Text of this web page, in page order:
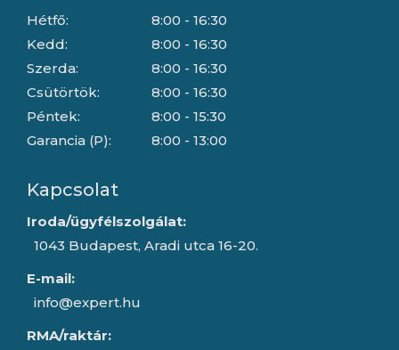
Hétfő:
Kedd:
Szerda:
Csütörtök:
Péntek:
Garancia (P):
8:00 - 16:30
8:00 - 16:30
8:00 - 16:30
8:00 - 16:30
8:00 - 15:30
8:00 - 13:00
Kapcsolat
Iroda/ügyfélszolgálat:
1043 Budapest, Aradi utca 16-20.
E-mail:
info@expert.hu
RMA/raktár: